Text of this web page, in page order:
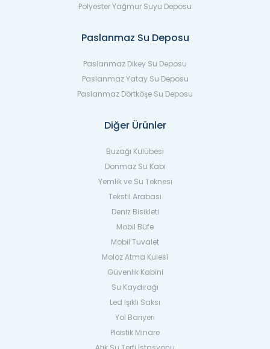
Polyester Yağmur Suyu Deposu
Paslanmaz Su Deposu
Paslanmaz Dikey Su Deposu
Paslanmaz Yatay Su Deposu
Paslanmaz Dörtköşe Su Deposu
Diğer Ürünler
Buzağı Kulübesi
Donmaz Su Kabı
Yemlik ve Su Teknesi
Tekstil Arabası
Deniz Bisikleti
Mobil Büfe
Mobil Tuvalet
Moloz Atma Kulesi
Güvenlik Kabini
Su Kaydırağı
Led Işıklı Saksı
Yol Bariyeri
Plastik Minare